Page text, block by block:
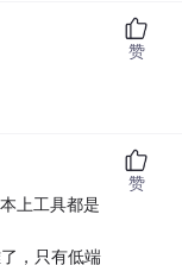
赞
上工具都是
，只有低端
赞